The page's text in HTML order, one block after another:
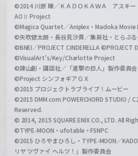
©2014 川原 礫／ＫＡＤＯＫＡＷＡ アスキー
AOⅡ Project
©Magica Quartet／Aniplex・Madoka
©矢吹健太朗・長谷見沙貴／集英社・とらぶ
©BNEI／PROJECT CINDERELLA ©PROJECT
©VisualArt's/Key/Charlotte Project
©諫山創・講談社／「進撃の巨人」製作委員会
©Project シンフォギアＧＸ
©2015 プロジェクトラブライブ！ムービー
©2015 DMM.com POWERCHORD STUDIO /
Reserved.
© 2014, 2015 SQUARE ENIX CO., LTD. All
©TYPE-MOON・ufotable・FSNPC
©2015 ひろやまひろし・TYPE-MOON／
リヤ ツヴァイ ヘルツ！」製作委員会